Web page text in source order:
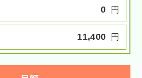
0 円
11,400 円